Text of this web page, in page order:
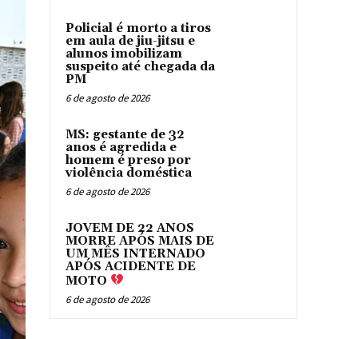
Policial é morto a tiros
em aula de jiu-jitsu e
alunos imobilizam
suspeito até chegada da
PM
6 de agosto de 2026
MS: gestante de 32
anos é agredida e
homem é preso por
violência doméstica
6 de agosto de 2026
JOVEM DE 22 ANOS
MORRE APÓS MAIS DE
UM MÊS INTERNADO
APÓS ACIDENTE DE
MOTO
6 de agosto de 2026